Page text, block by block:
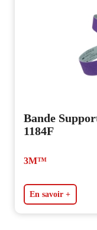
Bande
1184F
3M™
En savoir +